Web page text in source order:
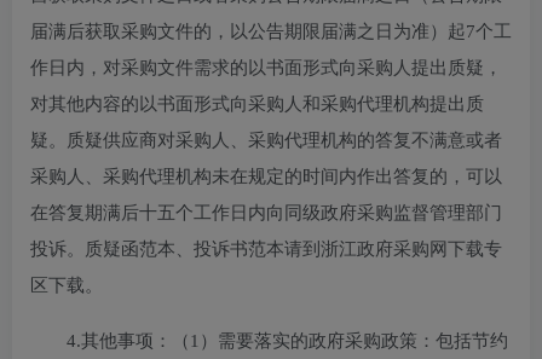
届满后获取采购文件的，以公告期限届满之日为准）起7个工
作日内，对采购文件需求的以书面形式向采购人提出质疑，
对其他内容的以书面形式向采购人和采购代理机构提出质
疑。质疑供应商对采购人、采购代理机构的答复不满意或者
采购人、采购代理机构未在规定的时间内作出答复的，可以
在答复期满后十五个工作日内向同级政府采购监督管理部门
投诉。质疑函范本、投诉书范本请到浙江政府采购网下载专
区下载。
4.其他事项： （1）需要落实的政府采购政策：包括节约